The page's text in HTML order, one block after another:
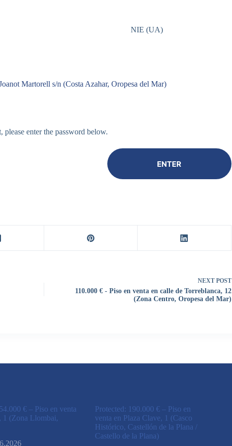
NIE (UA)
Martorell s/n (Costa Azahar, Oropesa del Mar)
enter the password below.
NEXT POST
110.000 € - Piso en venta en calle de Torreblanca, 12
(Zona Centro, Oropesa del Mar)
€ – Piso en venta
1 (Zona Llombai,
Protected: 190.000 € – Piso en
venta en Plaza Clave, 1 (Casco
Histórico, Castellón de la Plana /
Castello de la Plana)